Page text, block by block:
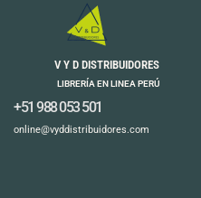
V Y D DISTRIBUIDORES
LIBRERÍA EN LINEA PERÚ
+51 988 053 501
online@vyddistribuidores.com